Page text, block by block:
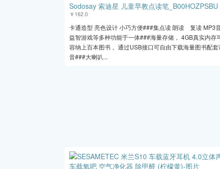
Sodosay 索迪星 儿童早教点读笔_B00HOZPSBU
￥162.0
卡通造型 亮色设计 小巧方便###集点读 朗读 复读 MP3
益智游戏等多种功能于一体###海量存储， 4GB真实内存
容纳上百本图书， 通过USB接口可自由下载海量图书配套
音###大喇叭...